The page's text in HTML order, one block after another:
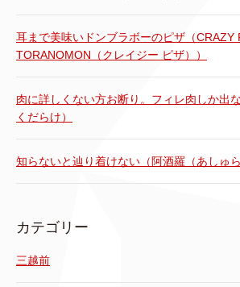
耳まで美味いドンブラボーのピザ（CRAZY
TORANOMON（クレイジー ピザ））
肉に詳しくない方お断り。フィレ肉しか出
くだらけ）
知らないと辿り着けない（阿酒羅（あしゅら
カテゴリー
三越前